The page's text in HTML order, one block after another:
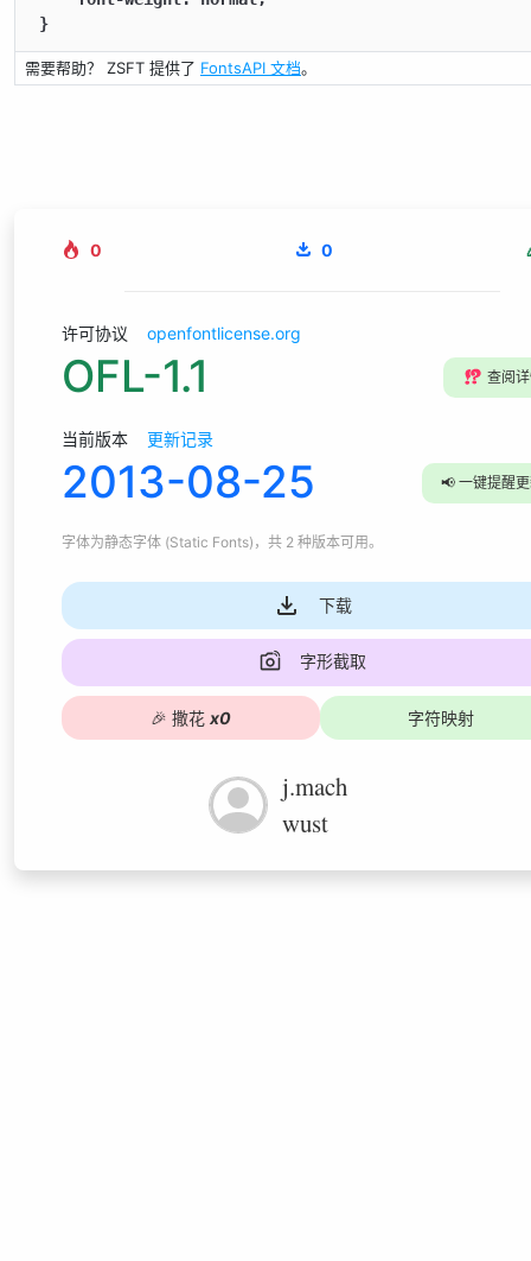
}
需要帮助？ ZSFT 提供了 FontsAPI 文档。
0 0
许可协议 openfontlicense.org
OFL-1.1 ⁉️ 查阅
当前版本 更新记录
2013-08-25 📢 一键提醒
字体为静态字体 (Static Fonts) ，共 2 种版本可用。
下载
字形截取
🎉 撒花 x0 字符映射
j.mach
wust